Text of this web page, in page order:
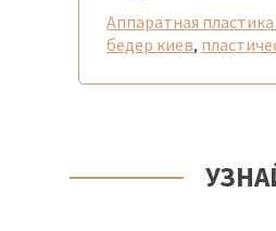
Аппаратная
бедер киев,